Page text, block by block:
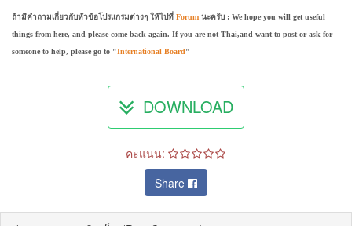
ถ้ามีคำถามเกี่ยวกับหัวข้อโปรแกรมต่างๆ ให้ไปที่ Forum นะครับ : We hope you will get useful
things from here, and please come back again. If you are not Thai,and want to post or ask for
someone to help, please go to "International Board"
DOWNLOAD
คะแนน:
Share